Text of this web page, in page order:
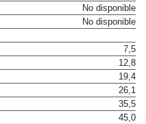
No disponible
No disponible
7,5
12,8
19,4
26,1
35,5
45,0